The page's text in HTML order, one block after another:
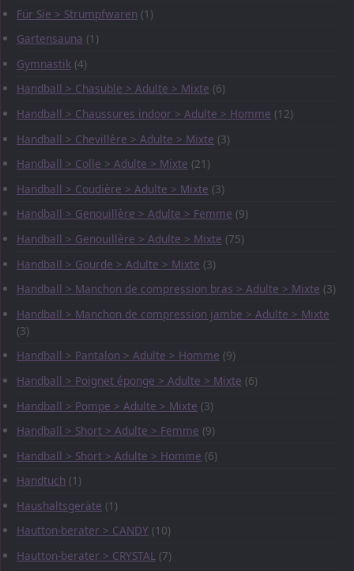
Für Sie > Strumpfwaren (1)
Gartensauna (1)
Gymnastik (4)
Handball > Chasuble > Adulte > Mixte (6)
Handball > Chaussures indoor > Adulte > Homme (12)
Handball > Chevillère > Adulte > Mixte (3)
Handball > Colle > Adulte > Mixte (21)
Handball > Coudière > Adulte > Mixte (3)
Handball > Genouillère > Adulte > Femme (9)
Handball > Genouillère > Adulte > Mixte (75)
Handball > Gourde > Adulte > Mixte (3)
Handball > Manchon de compression bras > Adulte > Mixte (3)
Handball > Manchon de compression jambe > Adulte > Mixte
(3)
Handball > Pantalon > Adulte > Homme (9)
Handball > Poignet éponge > Adulte > Mixte (6)
Handball > Pompe > Adulte > Mixte (3)
Handball > Short > Adulte > Femme (9)
Handball > Short > Adulte > Homme (6)
Handtuch (1)
Haushaltsgeräte (1)
Hautton-berater > CANDY (10)
Hautton-berater > CRYSTAL (7)